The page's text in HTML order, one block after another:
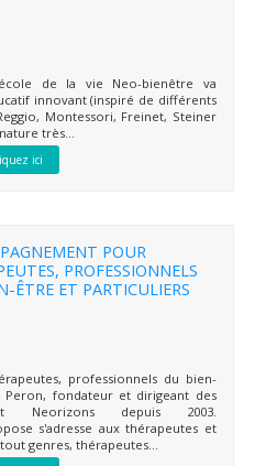
de la vie Neo-bienêtre va
innovant (inspiré de différents
Montessori, Freinet, Steiner
très...
ici
POUR
PROFESSIONNELS
ÊTRE ET PARTICULIERS
professionnels du bien-
fondateur et dirigeant des
Neorizons depuis 2003.
s'adresse aux thérapeutes et
genres, thérapeutes...